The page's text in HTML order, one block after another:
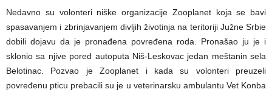
Nedavno su volonteri niške organizacije Zooplanet koja se bavi
spasavanjem i zbrinjavanjem divljih životinja na teritoriji Južne Srbie
dobili dojavu da je pronađena povređena roda. Pronašao ju je i
sklonio sa njive pored autoputa Niš-Leskovac jedan meštanin sela
Belotinac. Pozvao je Zooplanet i kada su volonteri preuzeli
povređenu pticu prebacili su je u veterinarsku ambulantu Vet Konba